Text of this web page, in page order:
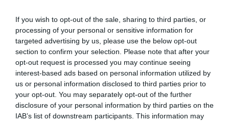
If you wish to opt-out of the sale, sharing to third parties, or
processing of your personal or sensitive information for
targeted advertising by us, please use the below opt-out
section to confirm your selection. Please note that after your
opt-out request is processed you may continue seeing
interest-based ads based on personal information utilized by
us or personal information disclosed to third parties prior to
your opt-out. You may separately opt-out of the further
disclosure of your personal information by third parties on the
IAB’s list of downstream participants. This information may
Ακολουθήστε το Culturenow.gr
Σχετικά Άρθρα